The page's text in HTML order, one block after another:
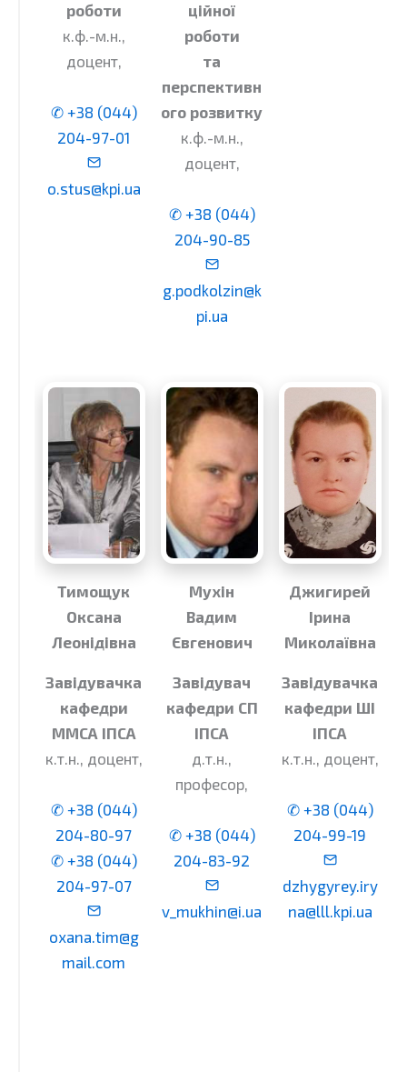
роботи
к.ф.-м.н.,
доцент,
✆ +38 (044)
204-97-01
o.stus@kpi.ua
ційної
роботи
та
перспективн
ого розвитку
к.ф.-м.н.,
доцент,
✆ +38 (044)
204-90-85
g.podkolzin@k
pi.ua
Тимощук
Оксана
Леонідівна
Мухін
Вадим
Євгенович
Джигирей
Ірина
Миколаївна
Завідувачка
кафедри
ММСА ІПСА
к.т.н., доцент,
✆ +38 (044)
204-80-97
✆ +38 (044)
204-97-07
oxana.tim@g
mail.com
Завідувач
кафедри СП
ІПСА
д.т.н.,
професор,
✆ +38 (044)
204-83-92
v_mukhin@i.ua
Завідувачка
кафедри ШІ
ІПСА
к.т.н., доцент,
✆ +38 (044)
204-99-19
dzhygyrey.iry
na@lll.kpi.ua